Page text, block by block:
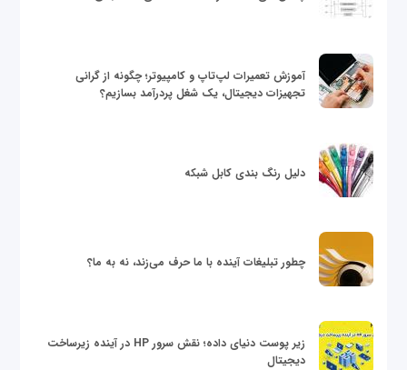
آموزش تعمیرات لپ‌تاپ و کامپیوتر؛ چگونه از گرانی
تجهیزات دیجیتال، یک شغل پردرآمد بسازیم؟
دلیل رنگ بندی کابل شبکه
چطور تبلیغات آینده با ما حرف می‌زند، نه به ما؟
زیر پوست دنیای داده؛ نقش سرور HP در آینده زیرساخت
دیجیتال